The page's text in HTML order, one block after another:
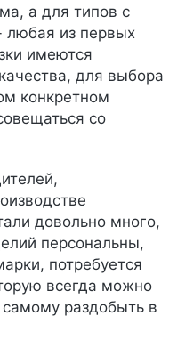
а для типов с
из первых
имеются
для выбора
конкретном
со
довольно много,
персональны,
потребуется
всегда можно
раздобыть в